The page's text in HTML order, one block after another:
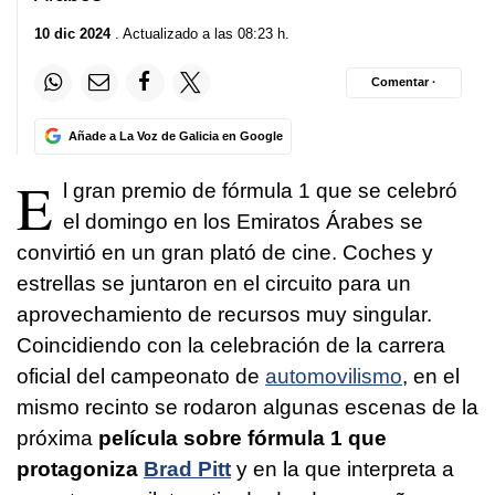
10 dic 2024. Actualizado a las 08:23 h.
Añade a La Voz de Galicia en Google
Comentar ·
E l gran premio de fórmula 1 que se celebró
el domingo en los Emiratos Árabes se
convirtió en un gran plató de cine. Coches y
estrellas se juntaron en el circuito para un
aprovechamiento de recursos muy singular.
Coincidiendo con la celebración de la carrera
oficial del campeonato de automovilismo, en el
mismo recinto se rodaron algunas escenas de la
próxima película sobre fórmula 1 que
protagoniza Brad Pitt y en la que interpreta a